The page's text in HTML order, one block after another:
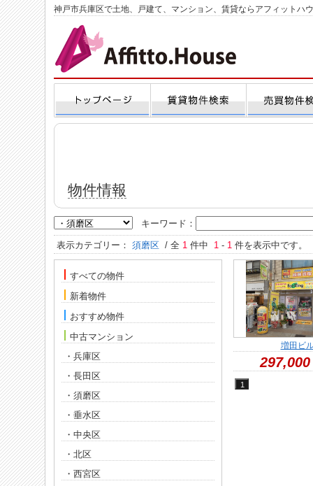
神戸市兵庫区で土地、戸建て、マンション、賃貸ならアフィットハ
物件情報
キーワード：
表示カテゴリー： 須磨区 / 全 1 件中 1 - 1 件を表示中です。
すべての物件
新着物件
おすすめ物件
中古マンション
・兵庫区
・長田区
・須磨区
・垂水区
・中央区
・北区
・西宮区
増田ビ
297,000